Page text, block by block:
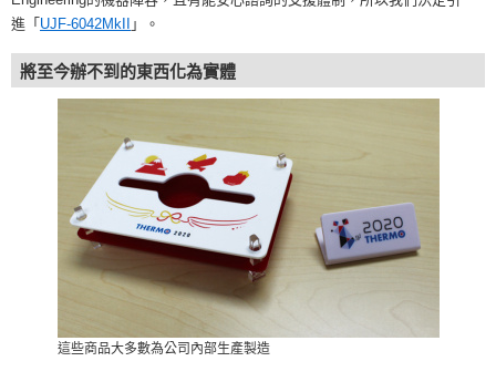
進「UJF-6042MkII 」。
將至今辦不到的東西化為實體
這些商品大多數為公司內部生產製造